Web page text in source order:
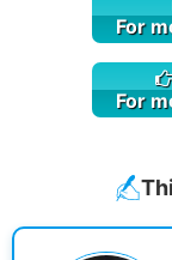
For
For